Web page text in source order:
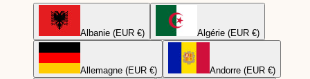
Albanie (EUR €) Algérie (EUR €)
Allemagne (EUR €) Andorre (EUR €)